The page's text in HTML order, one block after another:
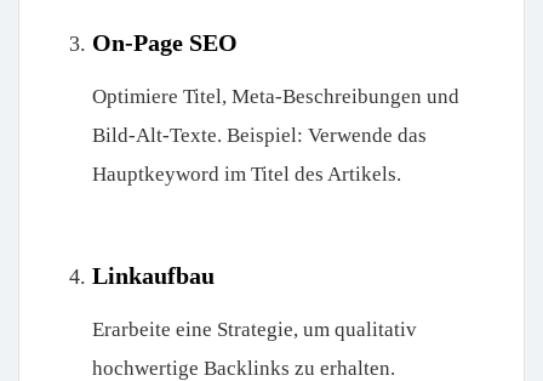
On-Page SEO
Optimiere Titel, Meta-Beschreibungen und
Bild-Alt-Texte. Beispiel: Verwende das
Hauptkeyword im Titel des Artikels.
Linkaufbau
Erarbeite eine Strategie, um qualitativ
hochwertige Backlinks zu erhalten.